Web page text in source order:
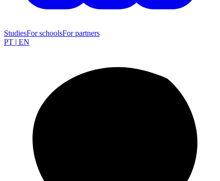
StudiesFor schoolsFor partners
PT | EN